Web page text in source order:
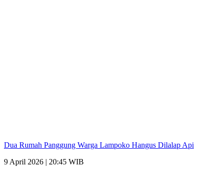
Dua Rumah Panggung Warga Lampoko Hangus Dilalap Api
9 April 2026 | 20:45 WIB